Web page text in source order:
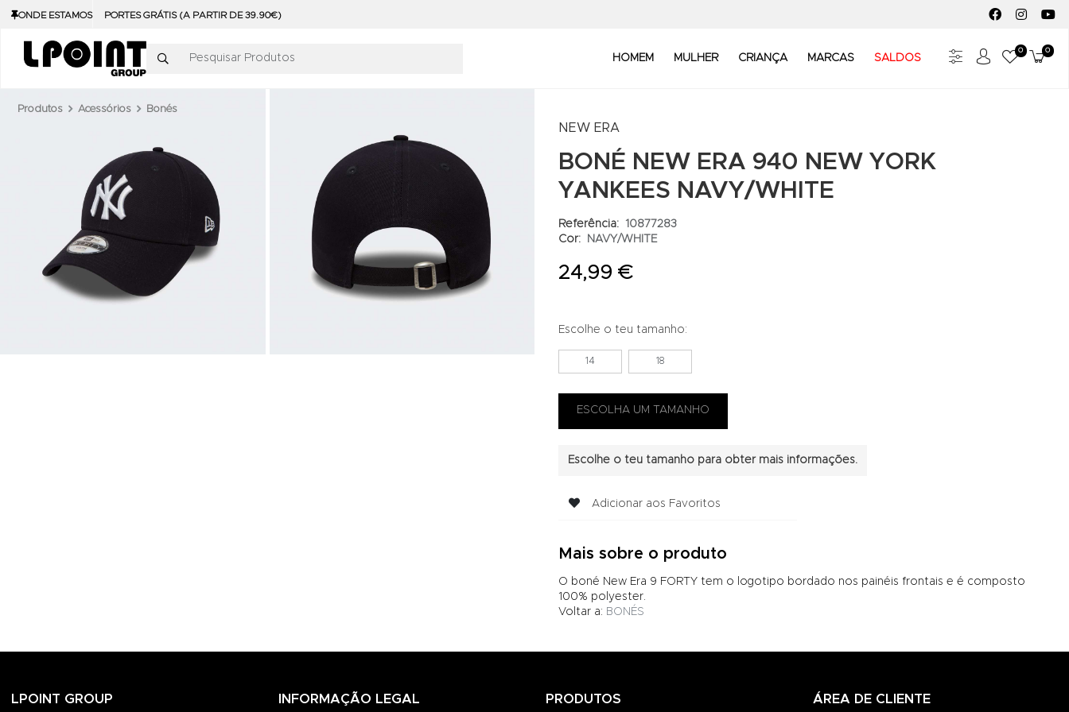
ONDE ESTAMOS PORTES GRÁTIS (A PARTIR DE 39.90€) FACEBOOK
Pesquisar Produtos
HOMEM MULHER CRIANÇA MARCAS SALDOS Meus
0 0
Produtos Acessórios Bonés
NEW ERA
BONÉ NEW ERA 940 NEW YORK
YANKEES NAVY/WHITE
Referência:
10877283
Cor:
NAVY/WHITE
24,99 €
Escolhe o teu tamanho:
14 18
Escolhe o teu tamanho para obter mais informações.
Adicionar aos Favoritos
Mais sobre o produto
O boné New Era 9 FORTY tem o logotipo bordado nos painéis frontais e é composto
100% polyester.
Voltar a: BONÉS
LPOINT GROUP INFORMAÇÃO LEGAL PRODUTOS ÁREA DE CLIENTE